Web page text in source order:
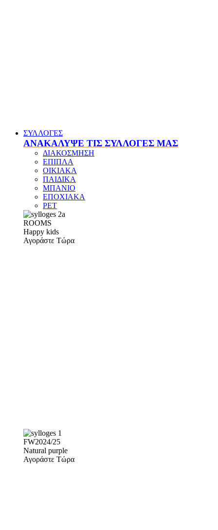
ΣΥΛΛΟΓΕΣ
ΑΝΑΚΑΛΥΨΕ ΤΙΣ ΣΥΛΛΟΓΕΣ ΜΑΣ
ΔΙΑΚΟΣΜΗΣΗ
ΕΠΙΠΛΑ
ΟΙΚΙΑΚΑ
ΠΑΙΔΙΚΑ
ΜΠΑΝΙΟ
ΕΠΟΧΙΑΚΑ
PET
ROOMS
Happy kids
Αγοράστε Τώρα
FW2024/25
Natural purple
Αγοράστε Τώρα